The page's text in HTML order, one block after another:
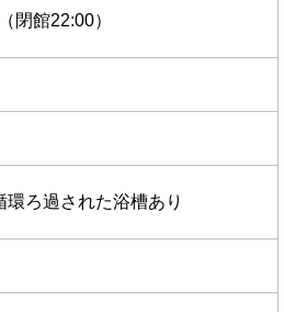
閉館22:00）
ろ過された浴槽あり